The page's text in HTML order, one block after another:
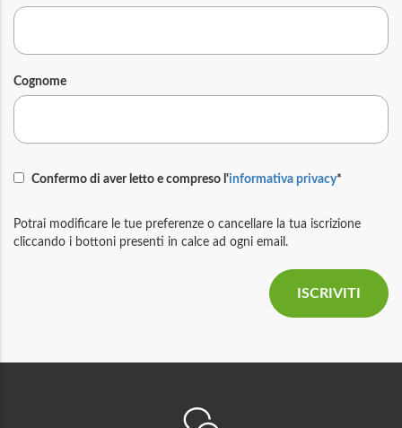
Cognome
Confermo di aver letto e compreso l'informativa privacy*
Potrai modificare le tue preferenze o cancellare la tua iscrizione
cliccando i bottoni presenti in calce ad ogni email.